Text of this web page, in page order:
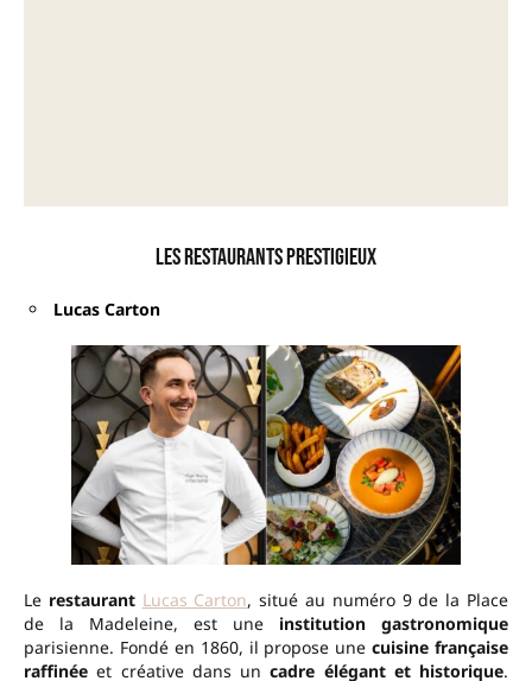
Les restaurants prestigieux
Lucas Carton
Le restaurant Lucas Carton, situé au numéro 9 de la Place
de la Madeleine, est une institution gastronomique
parisienne. Fondé en 1860, il propose unecuisine française
raffinéeet créative dans uncadre élégant et historique.